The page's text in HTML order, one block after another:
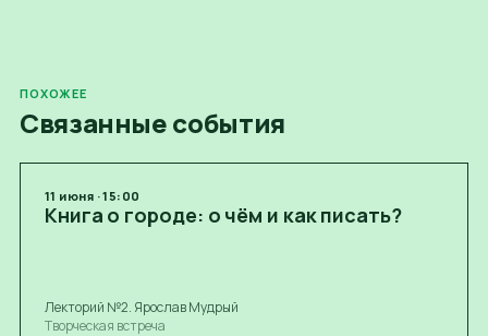
ПОХОЖЕЕ
Связанные события
11 июня ·15:00
Книга о городе: о чём и как писать?
Лекторий №2. Ярослав Мудрый
Творческая встреча